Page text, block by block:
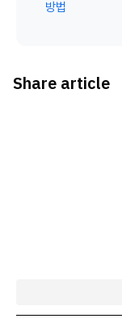
방법
Share article